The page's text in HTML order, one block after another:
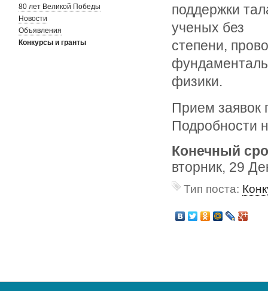
80 лет Великой Победы
Новости
Объявления
Конкурсы и гранты
поддержки
ученых без
степени,
физики.
Прием заявок
Подробности
Конечный
вторник, 29
Тип поста: